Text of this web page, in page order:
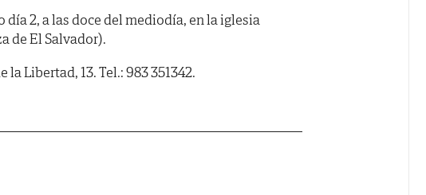
día 2, a las doce del mediodía, en la iglesia
de El Salvador).
Libertad, 13. Tel.: 983 351342.